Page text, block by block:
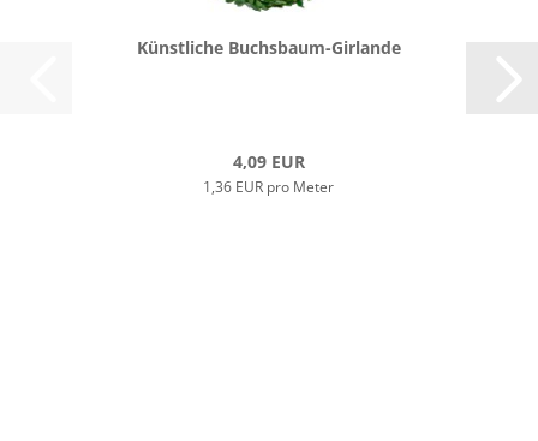
Künst­li­che Buchsbaum-​​Gir­lan­de
4,09 EUR
1,36 EUR pro Meter